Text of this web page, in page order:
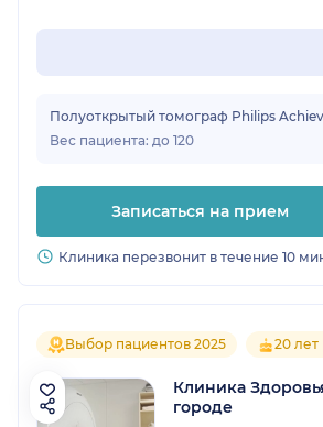
Полуоткрытый томограф Philips
Вес пациента: до 120
Записаться на прием
Клиника перезвонит в течение 10
Выбор пациентов 2025 20
Клиника
городе